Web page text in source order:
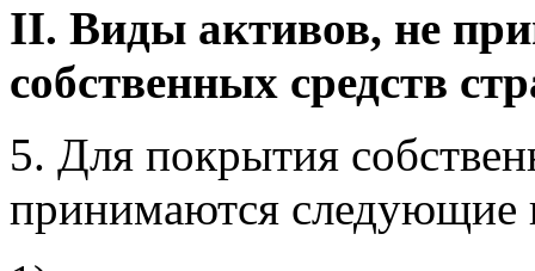
II. Виды активов, не
собственных средств
5. Для покрытия
принимаются следующие